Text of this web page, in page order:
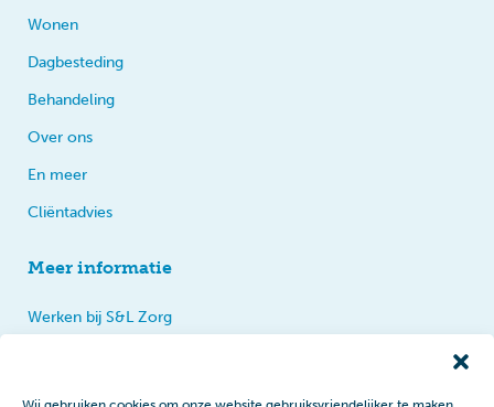
Wonen
Dagbesteding
Behandeling
Over ons
En meer
Cliëntadvies
Meer informatie
Werken bij S&L Zorg